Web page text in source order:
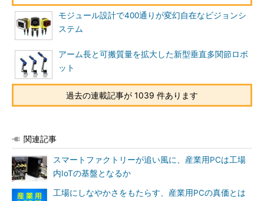
モジュール設計で400通りが変幻自在なビジョンシ
ステム
アーム長と可搬質量を拡大した新型垂直多関節ロボ
ット
過去の連載記事が 1039 件あります
関連記事
スマートファクトリーが追い風に、産業用PCは工場
内IoTの基盤となるか
工場にしなやかさをもたらす、産業用PCの真価とは